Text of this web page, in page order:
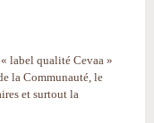
label qualité Cevaa »
la Communauté, le
et surtout la